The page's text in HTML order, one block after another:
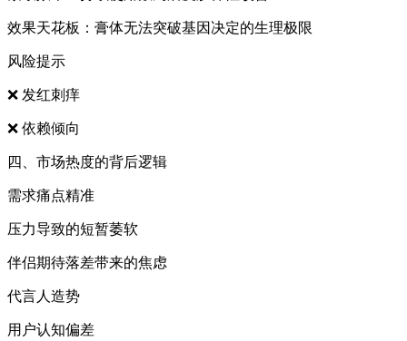
‌效果天花板‌：膏体无法突破基因决定的生理极限
‌风险提示‌
❌ 发红刺痒
❌ 依赖倾向
四、市场热度的背后逻辑
‌需求痛点精准‌
压力导致的短暂萎软
伴侣期待落差带来的焦虑
代言人造势
‌用户认知偏差‌